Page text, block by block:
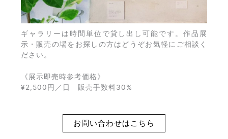
ギャラリーは時間単位で貸し出し可能です。作品展
示・販売の場をお探しの方はどうぞお気軽にご相談く
ださい。
《展示即売時参考価格》
¥2,500円／日 販売手数料30%
お問い合わせはこちら